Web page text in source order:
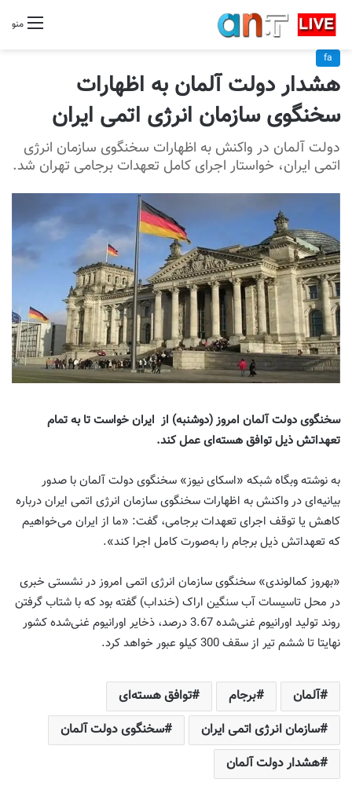
منو
fa
هشدار دولت آلمان به اظهارات
سخنگوی سازمان انرژی اتمی ایران
دولت آلمان در واکنش به اظهارات سخنگوی سازمان انرژی
اتمی ایران، خواستار اجرای کامل تعهدات برجامی تهران شد.
سخنگوی دولت آلمان امروز (دوشنبه) از ایران خواست تا به تمام
تعهداتش ذیل توافق هسته‌ای عمل کند.
به نوشته وبگاه شبکه «اسکای نیوز» سخنگوی دولت آلمان با صدور
بیانیه‌ای در واکنش به اظهارات سخنگوی سازمان انرژی اتمی ایران درباره
کاهش یا توقف اجرای تعهدات برجامی، گفت: «ما از ایران می‌خواهیم
که تعهداتش ذیل برجام را به‌صورت کامل اجرا کند».
«بهروز کمالوندی» سخنگوی سازمان انرژی اتمی امروز در نشستی خبری
در محل تاسیسات آب سنگین اراک (خنداب) گفته بود که با شتاب گرفتن
روند تولید اورانیوم غنی‌شده 3.67 درصد، ذخایر اورانیوم غنی‌شده کشور
نهایتا تا ششم تیر از سقف 300 کیلو عبور خواهد کرد.
آلمان برجام
توافق هسته‌ای
سازمان انرژی اتمی ایران
سخنگوی دولت آلمان
هشدار دولت آلمان